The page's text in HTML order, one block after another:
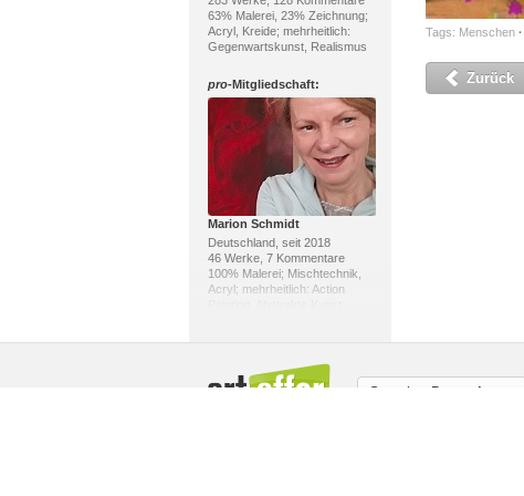
63% Malerei, 23% Zeichnung;
Acryl, Kreide; mehrheitlich:
Gegenwartskunst, Realismus
pro-Mitgliedschaft:
Marion Schmidt
Deutschland, seit 2018
46 Werke, 7 Kommentare
100% Malerei; Mischtechnik,
Acryl; mehrheitlich: Action
Tags: Menschen ·
Zurück
Sprache: Deutsch